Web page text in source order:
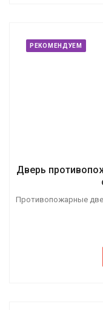
РЕКОМЕНДУЕМ
Дверь
Противопожарные